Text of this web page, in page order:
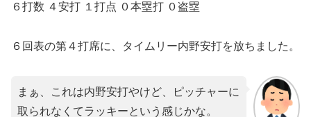
６打数 ４安打 １打点 ０本塁打 ０盗塁
６回表の第４打席に、タイムリー内野安打を放ちました。
まぁ、これは内野安打やけど、ピッチャーに
取られなくてラッキーという感じかな。